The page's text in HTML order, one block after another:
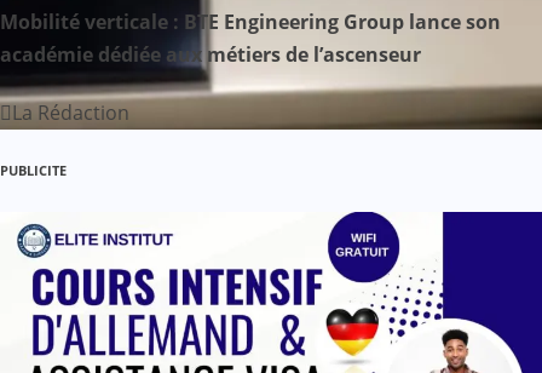
’
a
r
t
Mobilité verticale : BTE Engineering Group lance son
académie dédiée aux métiers de l’ascenseur
La Rédaction
PUBLICITE